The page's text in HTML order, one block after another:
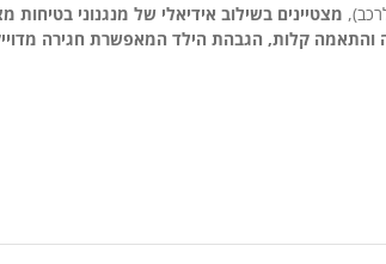
מצטיינים בשילוב אידיאלי של מנגנוני בטיחות